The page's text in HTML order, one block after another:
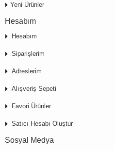
Yeni Ürünler
Hesabım
Hesabım
Siparişlerim
Adreslerim
Alışveriş Sepeti
Favori Ürünler
Satıcı Hesabı Oluştur
Sosyal Medya